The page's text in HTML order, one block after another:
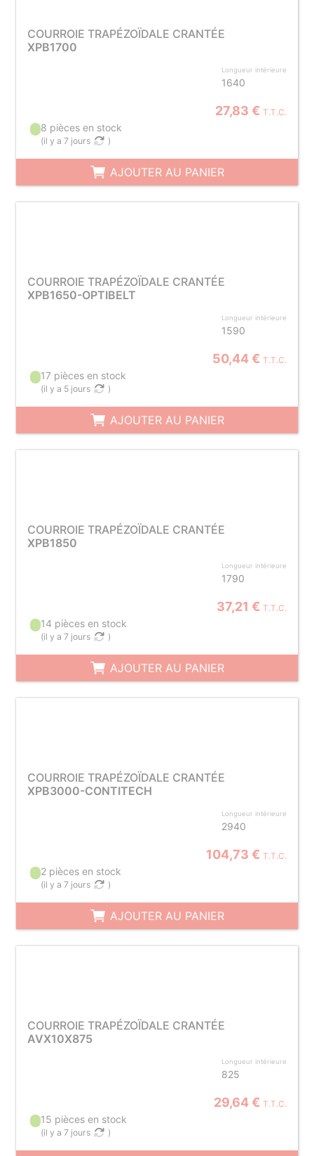
COURROIE TRAPÉZOÏDALE CRANTÉE
XPB1700
Longueur intérieure
1640
27,83 € T.T.C.
8 pièces en stock
(il y a 7 jours )
AJOUTER AU PANIER
COURROIE TRAPÉZOÏDALE CRANTÉE
XPB1650-OPTIBELT
Longueur intérieure
1590
50,44 € T.T.C.
17 pièces en stock
(il y a 5 jours )
AJOUTER AU PANIER
COURROIE TRAPÉZOÏDALE CRANTÉE
XPB1850
Longueur intérieure
1790
37,21 € T.T.C.
14 pièces en stock
(il y a 7 jours )
AJOUTER AU PANIER
COURROIE TRAPÉZOÏDALE CRANTÉE
XPB3000-CONTITECH
Longueur intérieure
2940
104,73 € T.T.C.
2 pièces en stock
(il y a 7 jours )
AJOUTER AU PANIER
COURROIE TRAPÉZOÏDALE CRANTÉE
AVX10X875
Longueur intérieure
825
29,64 € T.T.C.
15 pièces en stock
(il y a 7 jours )